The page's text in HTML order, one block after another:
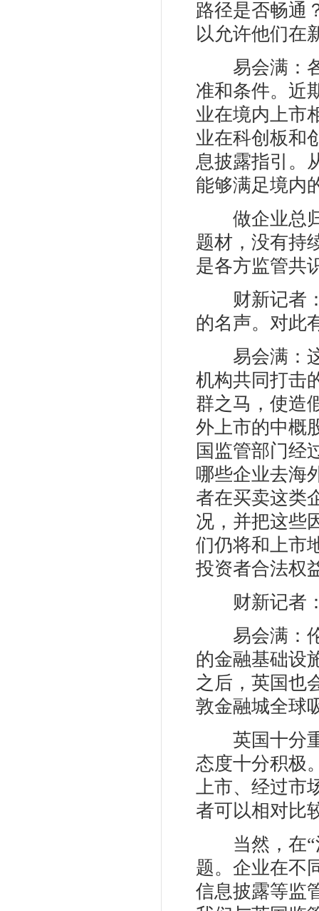
路径是否畅通
以允许他们在
易会满：各
准和条件。近
业在境内上市
业在科创板和
息披露指引。
能够满足境内
做企业总归
题材，没有持
是各方监管共
财新记者：
的名声。对此
易会满：这
机构共同打击
群之马，使造
外上市的中概
国监管部门经
哪些企业去海
者在买卖这类
况，并把这些
们仍将和上市
投资者合法权
财新记者：
易会满：伦
的金融基础设
之后，英国也
敦金融城全球
英国十分重
态度十分积极
上市、经过市
者可以相对比
当然，在“
题。企业在不
信息披露等监